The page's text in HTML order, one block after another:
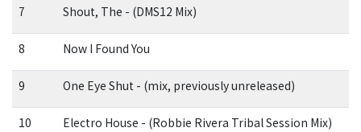
7 Shout, The - (DMS12 Mix)
8 Now I Found You
9 One Eye Shut - (mix, previously unreleased)
10 Electro House - (Robbie Rivera Tribal Session Mix)